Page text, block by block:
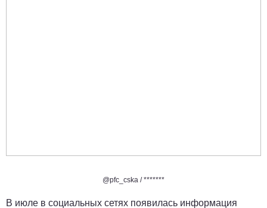
@pfc_cska /*******
В июле в социальных сетях появилась информация